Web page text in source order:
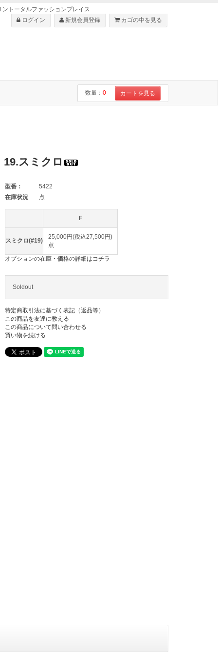
トータルファッションプレイス
ログイン
新規会員登録 カゴの中を見る
数量： 0 カートを見る
スミクロ
型番：
5422
在庫状況
点
F
スミクロ(#19)
25,000円(税込27,500円)
点
オプションの在庫・価格の詳細はコチラ
Soldout
特定商取引法に基づく表記（返品等）
この商品を友達に教える
この商品について問い合わせる
買い物を続ける